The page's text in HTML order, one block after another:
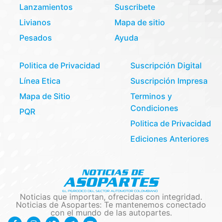
Lanzamientos
Livianos
Pesados
Suscribete
Mapa de sitio
Ayuda
Politica de Privacidad
Línea Etica
Mapa de Sitio
PQR
Suscripción Digital
Suscripción Impresa
Terminos y
Condiciones
Politica de Privacidad
Ediciones Anteriores
Noticias que importan, ofrecidas con integridad.
Noticias de Asopartes: Te mantenemos conectado
con el mundo de las autopartes.